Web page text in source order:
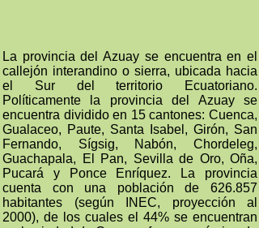
La provincia del Azuay se encuentra en el
callejón interandino o sierra, ubicada hacia
el Sur del territorio Ecuatoriano.
Políticamente la provincia del Azuay se
encuentra dividido en 15 cantones: Cuenca,
Gualaceo, Paute, Santa Isabel, Girón, San
Fernando, Sígsig, Nabón, Chordeleg,
Guachapala, El Pan, Sevilla de Oro, Oña,
Pucará y Ponce Enríquez. La provincia
cuenta con una población de 626.857
habitantes (según INEC, proyección al
2000), de los cuales el 44% se encuentran